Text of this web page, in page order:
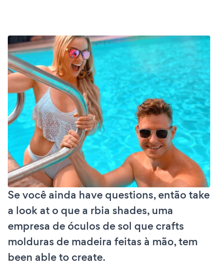
Se você ainda have questions, então take
a look at o que a rbia shades, uma
empresa de óculos de sol que crafts
molduras de madeira feitas à mão, tem
been able to create.